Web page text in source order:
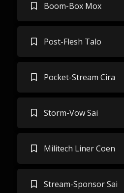
Boom-Box Mox
Post-Flesh Talo
Pocket-Stream Cira
Storm-Vow Sai
Militech Liner Coen
Stream-Sponsor Sai